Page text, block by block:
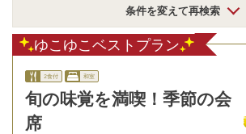
条件を変えて再検索
ゆこゆこベストプラン
2食付 和室
旬の味覚を満喫！季節の会
席